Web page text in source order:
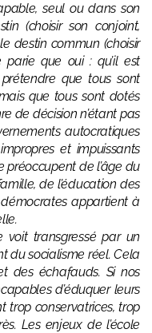
seul ou dans son
(choisir son conjoint,
destin commun (choisir
parie que oui : qu’il est
que tous sont
que tous sont dotés
de décision n’étant pas
autocratiques
et impuissants
préoccupent de l’âge du
de l’éducation des
appartient à
voit transgressé par un
du socialisme réel. Cela
des échafauds. Si nos
d’éduquer leurs
trop conservatrices, trop
Les enjeux de l’école